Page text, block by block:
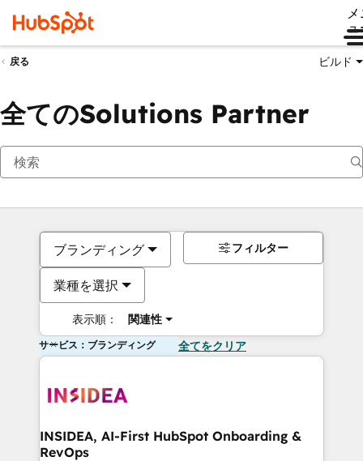
ュ
戻る ビルド
全てのSolutions Partner
ブランディング
業種を選択
表示順： 関連性
フィルター
サービス：ブランディング 全てをクリア
INSIDEA, AI-First HubSpot Onboarding &
RevOps